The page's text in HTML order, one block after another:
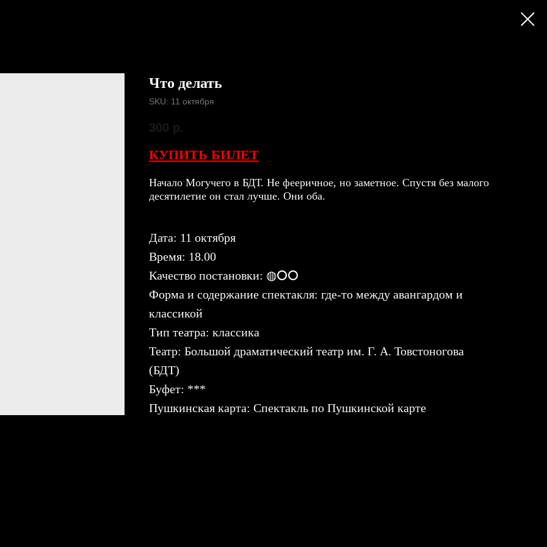
Что делать
SKU: 11 октября
300 р.
КУПИТЬ БИЛЕТ
Начало Могучего в БДТ. Не фееричное, но заметное. Спустя без малого
десятилетие он стал лучше. Они оба.
Дата: 11 октября
Время: 18.00
Качество постановки: ◍⭘⭘
Форма и содержание спектакля: где-то между авангардом и
классикой
Тип театра: классика
Театр: Большой драматический театр им. Г. А. Товстоногова
(БДТ)
Буфет: ***
Пушкинская карта: Спектакль по Пушкинской карте